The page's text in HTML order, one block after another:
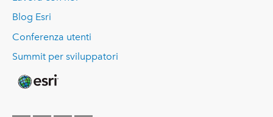
Blog Esri
Conferenza utenti
Summit per sviluppatori